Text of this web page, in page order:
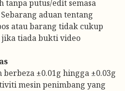
tanpa putus/edit semasa
aduan tentang
atau barang tidak cukup
jika tiada bukti video
±0.01g hingga ±0.03g
mesin penimbang yang